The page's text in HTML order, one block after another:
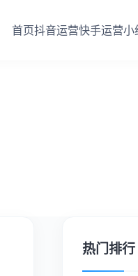
首页抖音运营快手运营小
热门排行